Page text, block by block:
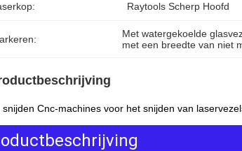
Raytools Scherp Hoofd
Met watergekoelde
met een breedte van niet
snijden Cnc-machines voor het snijden van